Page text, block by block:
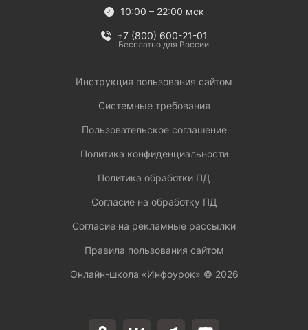
10:00 – 22:00 мск
+7 (800) 600-21-01
Бесплатно для России
Инструкция пользования сайтом
Системные требования
Пользовательское соглашение
Политика конфиденциальности
Политика обработки ПД
Согласие на обработку ПД
Согласие на рекламные рассылки
Правила пользования сайтом
Онлайн-школа «Инфоурок» © 2026